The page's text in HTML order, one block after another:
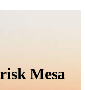
Mesa